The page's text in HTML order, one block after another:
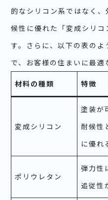
的なシリコン系ではなく
候性に優れた「変成シリ
す。さらに、以下の表の
で、お客様の住まいに最適
材料の種類 特徴
変成シリコン
塗装が
耐候性
に優れ
ポリウレタン
弾力性
追従性